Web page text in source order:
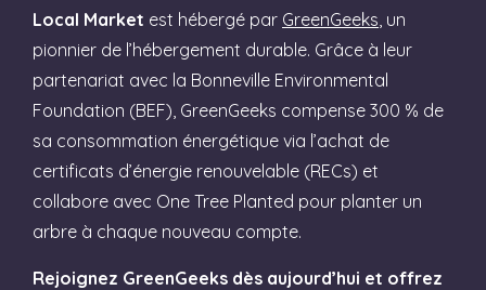
Local Market est hébergé par GreenGeeks , un
pionnier de l’hébergement durable. Grâce à leur
partenariat avec la Bonneville Environmental
Foundation (BEF), GreenGeeks compense 300 % de
sa consommation énergétique via l’achat de
certificats d’énergie renouvelable (RECs) et
collabore avec One Tree Planted pour planter un
arbre à chaque nouveau compte.
Rejoignez GreenGeeks dès aujourd’hui et offrez